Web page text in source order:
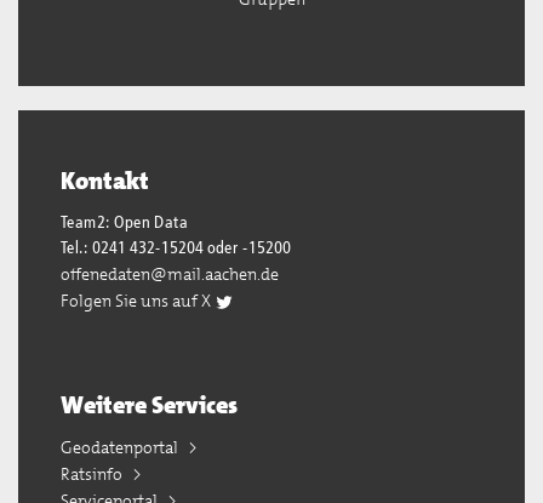
Kontakt
Team2: Open Data
Tel.: 0241 432-15204 oder -15200
offenedaten@mail.aachen.de
Folgen Sie uns auf X
Weitere Services
Geodatenportal
Ratsinfo